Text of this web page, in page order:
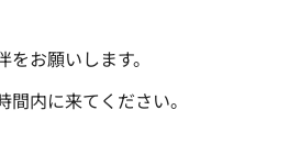
お願いします。
内に来てください。